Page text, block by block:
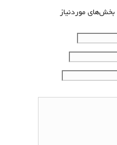
بخش‌های موردنیاز